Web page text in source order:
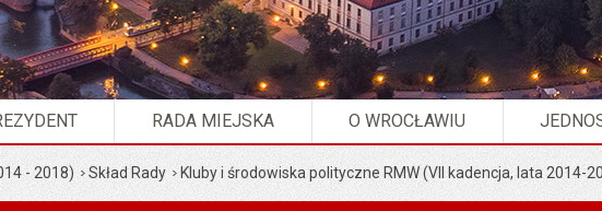
RADA MIEJSKA O WROCŁAWIU
- 2018) Skład Rady Kluby i środowiska polityczne RMW (VII kadencja, lata 2014-